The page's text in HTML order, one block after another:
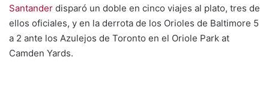
Santander disparó un doble en cinco viajes al plato, tres de
ellos oficiales, y en la derrota de los Orioles de Baltimore 5
a 2 ante los Azulejos de Toronto en el Oriole Park at
Camden Yards.